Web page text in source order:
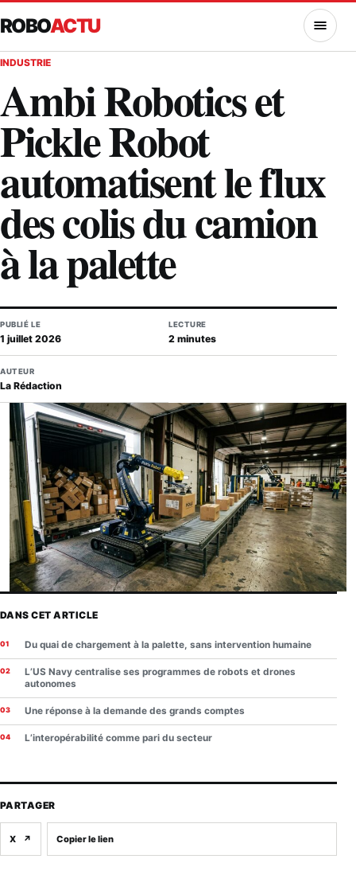
ROBOACTU MENU
INDUSTRIE
Ambi Robotics et
Pickle Robot
automatisent le flux
des colis du camion
à la palette
PUBLIÉ LE
1 juillet 2026
LECTURE
2 minutes
AUTEUR
La Rédaction
DANS CET ARTICLE
Du quai de chargement à la palette, sans intervention humaine
L’US Navy centralise ses programmes de robots et drones
autonomes
Une réponse à la demande des grands comptes
L’interopérabilité comme pari du secteur
PARTAGER
X ↗ Copier le lien